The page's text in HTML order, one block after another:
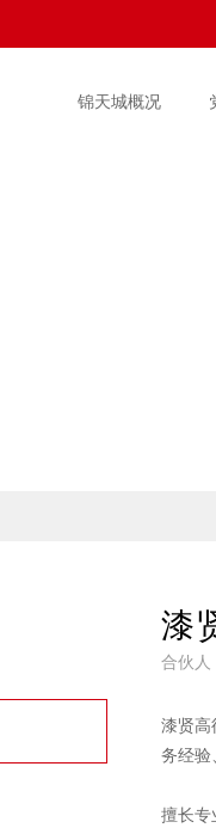
锦天城概况
漆
合伙人
漆贤高
务经验
擅长专